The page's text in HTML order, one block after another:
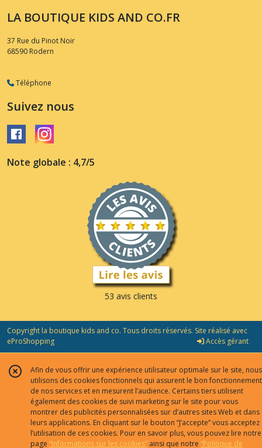
LA BOUTIQUE KIDS AND CO.FR
37 Rue du Pinot Noir
68590 Rodern
Téléphone
Suivez nous
Note globale : 4,7/5
53 avis clients
Copyright la boutique kids and co. Tous droits réservés. Site réalisé avec
eProShopping
Accès gérant
Afin de vous offrir une expérience utilisateur optimale sur le site, nous
utilisons des cookies fonctionnels qui assurent le bon fonctionnement
de nos services et en mesurent l’audience. Certains tiers utilisent
également des cookies de suivi marketing sur le site pour vous
montrer des publicités personnalisées sur d’autres sites Web et dans
leurs applications. En cliquant sur le bouton “J’accepte” vous acceptez
l’utilisation de ces cookies. Pour en savoir plus, vous pouvez lire notre
page “Informations sur les cookies” ainsi que notre “Politique de